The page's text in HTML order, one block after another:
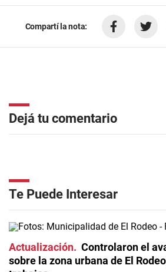
Compartí la nota:
Dejá tu comentario
Te Puede Interesar
Actualización
Controlaron el
sobre la zona urbana de El